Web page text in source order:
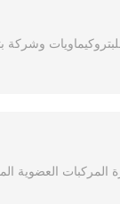
للبتروكيماويات
المركبات